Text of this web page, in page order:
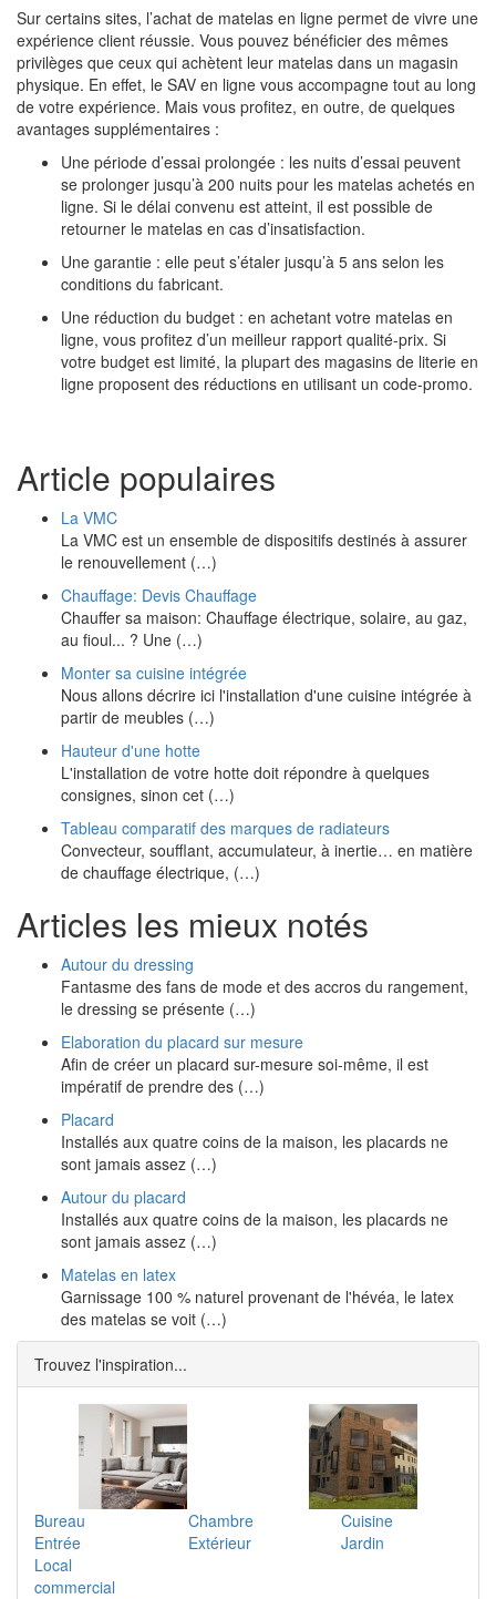
Sur certains sites, l’achat de matelas en ligne permet de vivre une
expérience client réussie. Vous pouvez bénéficier des mêmes
privilèges que ceux qui achètent leur matelas dans un magasin
physique. En effet, le SAV en ligne vous accompagne tout au long
de votre expérience. Mais vous profitez, en outre, de quelques
avantages supplémentaires :
Une période d’essai prolongée : les nuits d’essai peuvent
se prolonger jusqu’à 200 nuits pour les matelas achetés en
ligne. Si le délai convenu est atteint, il est possible de
retourner le matelas en cas d’insatisfaction.
Une garantie : elle peut s’étaler jusqu’à 5 ans selon les
conditions du fabricant.
Une réduction du budget : en achetant votre matelas en
ligne, vous profitez d’un meilleur rapport qualité-prix. Si
votre budget est limité, la plupart des magasins de literie en
ligne proposent des réductions en utilisant un code-promo.
Article populaires
La VMC
La VMC est un ensemble de dispositifs destinés à assurer
le renouvellement (…)
Chauffage: Devis Chauffage
Chauffer sa maison: Chauffage électrique, solaire, au gaz,
au fioul... ? Une (…)
Monter sa cuisine intégrée
Nous allons décrire ici l'installation d'une cuisine intégrée à
partir de meubles (…)
Hauteur d'une hotte
L'installation de votre hotte doit répondre à quelques
consignes, sinon cet (…)
Tableau comparatif des marques de radiateurs
Convecteur, soufflant, accumulateur, à inertie… en matière
de chauffage électrique, (…)
Articles les mieux notés
Autour du dressing
Fantasme des fans de mode et des accros du rangement,
le dressing se présente (…)
Elaboration du placard sur mesure
Afin de créer un placard sur-mesure soi-même, il est
impératif de prendre des (…)
Placard
Installés aux quatre coins de la maison, les placards ne
sont jamais assez (…)
Autour du placard
Installés aux quatre coins de la maison, les placards ne
sont jamais assez (…)
Matelas en latex
Garnissage 100 % naturel provenant de l'hévéa, le latex
des matelas se voit (…)
Trouvez l'inspiration...
Bureau Chambre
Cuisine
Entrée
Extérieur
Jardin
Local
commercial